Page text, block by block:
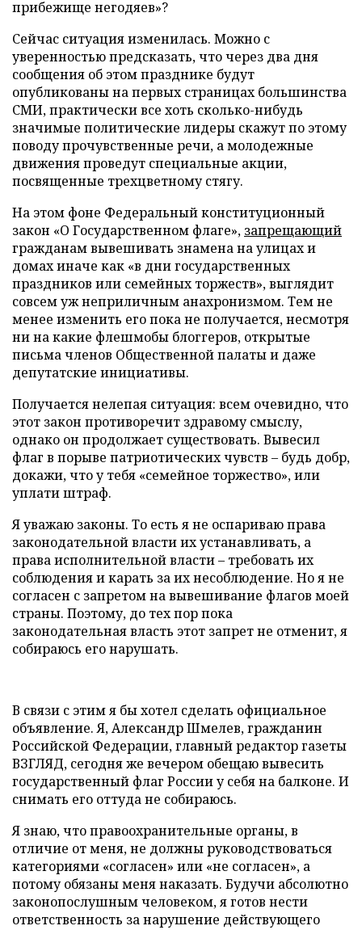
прибежище негодяев»?
Сейчас ситуация изменилась. Можно с
уверенностью предсказать, что через два дня
сообщения об этом празднике будут
опубликованы на первых страницах большинства
СМИ, практически все хоть сколько-нибудь
значимые политические лидеры скажут по этому
поводу прочувственные речи, а молодежные
движения проведут специальные акции,
посвященные трехцветному стягу.
На этом фоне Федеральный конституционный
закон «О Государственном флаге», запрещающий
гражданам вывешивать знамена на улицах и
домах иначе как «в дни государственных
праздников или семейных торжеств», выглядит
совсем уж неприличным анахронизмом. Тем не
менее изменить его пока не получается, несмотря
ни на какие флешмобы блоггеров, открытые
письма членов Общественной палаты и даже
депутатские инициативы.
Получается нелепая ситуация: всем очевидно, что
этот закон противоречит здравому смыслу,
однако он продолжает существовать. Вывесил
флаг в порыве патриотических чувств – будь добр,
докажи, что у тебя «семейное торжество», или
уплати штраф.
Я уважаю законы. То есть я не оспариваю права
законодательной власти их устанавливать, а
права исполнительной власти – требовать их
соблюдения и карать за их несоблюдение. Но я не
согласен с запретом на вывешивание флагов моей
страны. Поэтому, до тех пор пока
законодательная власть этот запрет не отменит, я
собираюсь его нарушать.
В связи с этим я бы хотел сделать официальное
объявление. Я, Александр Шмелев, гражданин
Российской Федерации, главный редактор газеты
ВЗГЛЯД, сегодня же вечером обещаю вывесить
государственный флаг России у себя на балконе. И
снимать его оттуда не собираюсь.
Я знаю, что правоохранительные органы, в
отличие от меня, не должны руководствоваться
категориями «согласен» или «не согласен», а
потому обязаны меня наказать. Будучи абсолютно
законопослушным человеком, я готов нести
ответственность за нарушение действующего